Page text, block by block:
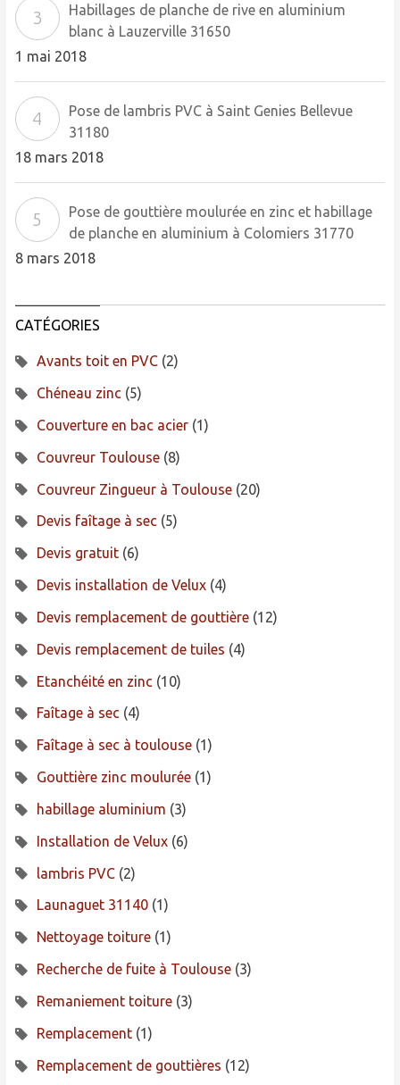
Habillages de planche de rive en aluminium
blanc à Lauzerville 31650
1 mai 2018
Pose de lambris PVC à Saint Genies Bellevue
31180
18 mars 2018
Pose de gouttière moulurée en zinc et habillage
de planche en aluminium à Colomiers 31770
8 mars 2018
CATÉGORIES
Avants toit en PVC(2)
Chéneau zinc(5)
Couverture en bac acier(1)
Couvreur Toulouse(8)
Couvreur Zingueur à Toulouse(20)
Devis faîtage à sec(5)
Devis gratuit(6)
Devis installation de Velux(4)
Devis remplacement de gouttière(12)
Devis remplacement de tuiles (4)
Etanchéité en zinc (10)
Faîtage à sec(4)
Faîtage à sec à toulouse(1)
Gouttière zinc moulurée(1)
habillage aluminium (3)
Installation de Velux(6)
lambris PVC(2)
Launaguet 31140(1)
Nettoyage toiture(1)
Recherche de fuite à Toulouse(3)
Remaniement toiture(3)
Remplacement(1)
Remplacement de gouttières (12)